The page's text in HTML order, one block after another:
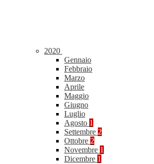
2020
Gennaio
Febbraio
Marzo
Aprile
Maggio
Giugno
Luglio
Agosto 1
Settembre 2
Ottobre 2
Novembre 1
Dicembre 1